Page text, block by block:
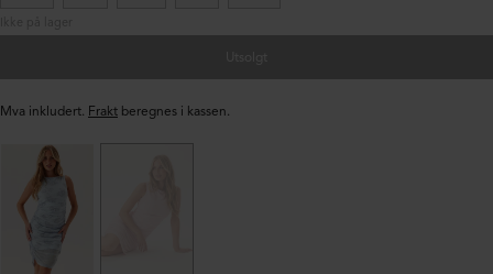
Mva inkludert. Frakt beregnes i kassen.